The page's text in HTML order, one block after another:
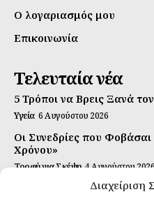
Διαχείριση
Ο λογαριασμός μου
Επικοινωνία
Τελευταία νέα
5 Τρόποι να Βρεις Ξανά
Υγεία 6 Αυγούστου 2026
Οι Συνεδρίες που Φοβάσαι
Χρόνου»
Τροφή για Σκέψη 4 Αυγούστου 2026
Αυτή Είναι η Συνταγή για